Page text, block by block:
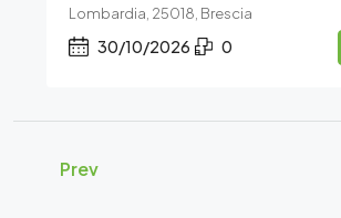
Lombardia, 25018, Brescia
30/10/2026 0
Prev